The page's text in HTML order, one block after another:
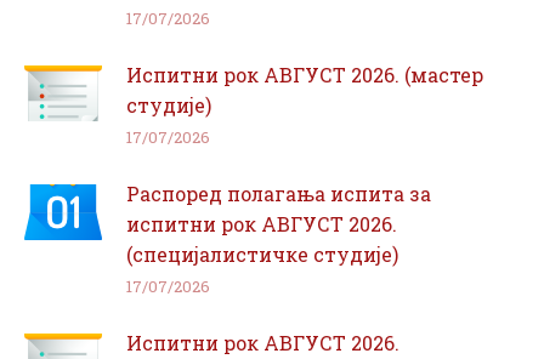
17/07/2026
Испитни рок АВГУСТ 2026. (мастер
студије)
17/07/2026
Распоред полагања испита за
испитни рок АВГУСТ 2026.
(специјалистичке студије)
17/07/2026
Испитни рок АВГУСТ 2026.